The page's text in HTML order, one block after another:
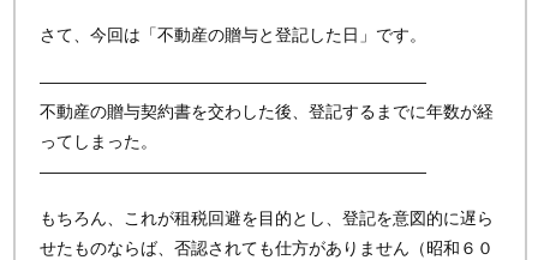
さて、今回は「不動産の贈与と登記した日」です。
———————————————————————
不動産の贈与契約書を交わした後、登記するまでに年数が経
ってしまった。
———————————————————————
もちろん、これが租税回避を目的とし、登記を意図的に遅ら
せたものならば、否認されても仕方がありません（昭和６０